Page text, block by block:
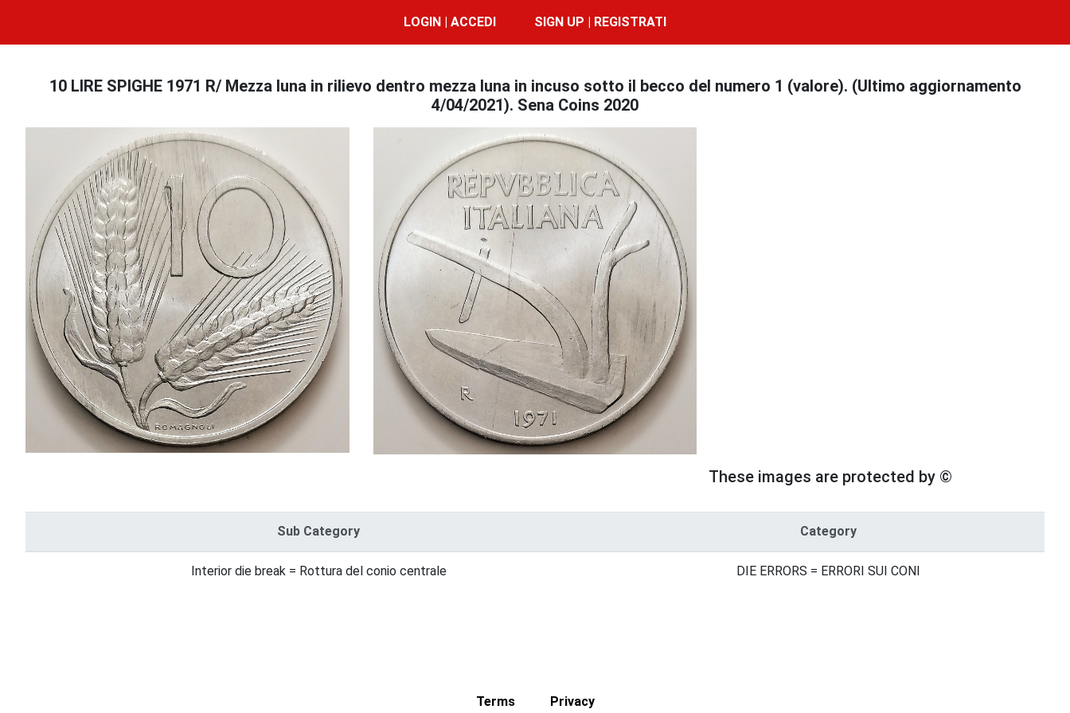
LOGIN | ACCEDI SIGN UP | REGISTRATI
10 LIRE SPIGHE 1971 R/ Mezza luna in rilievo dentro mezza luna in incuso sotto il becco del numero 1 (valore). (Ultimo aggiornamento
4/04/2021). Sena Coins 2020
These images are protected by ©
Sub Category Category
Interior die break = Rottura del conio centrale DIE ERRORS = ERRORI SUI CONI
Terms Privacy